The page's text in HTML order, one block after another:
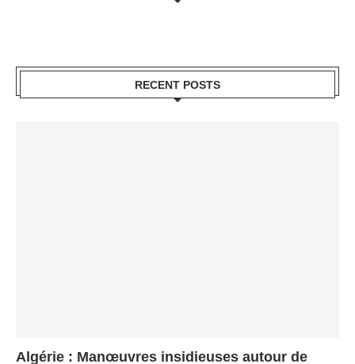
RECENT POSTS
Algérie : Manœuvres insidieuses autour de